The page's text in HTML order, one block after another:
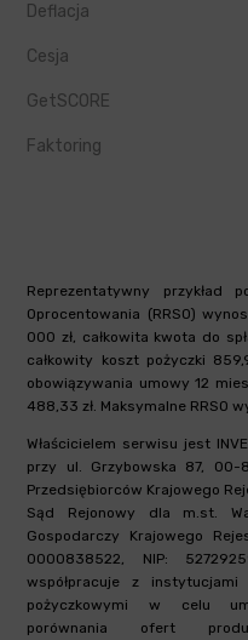
Deflacja
Cesja
GetSCORE
Faktoring
Reprezentatywny przykład
Oprocentowania (RRSO)
000 zł, całkowita kwota do
całkowity koszt pożyczki
obowiązywania umowy 12
488,33 zł. Maksymalne RRSO
Właścicielem serwisu jest
przy ul. Grzybowska 87, 00-
Przedsiębiorców Krajowego
Sąd Rejonowy dla m.st.
Gospodarczy Krajowego
0000838522, NIP:
współpracuje z
pożyczkowymi w celu
porównania ofert